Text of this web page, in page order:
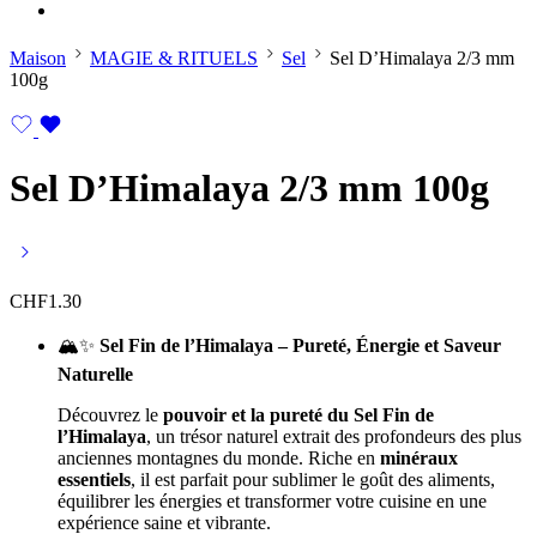
Maison MAGIE & RITUELS Sel
Sel D’Himalaya 2/3 mm
100g
Sel D’Himalaya 2/3 mm 100g
CHF1.30
🏔️✨ Sel Fin de l’Himalaya – Pureté, Énergie et Saveur
Naturelle
Découvrez le pouvoir et la pureté du Sel Fin de
l’Himalaya, un trésor naturel extrait des profondeurs des plus
anciennes montagnes du monde. Riche en minéraux
essentiels, il est parfait pour sublimer le goût des aliments,
équilibrer les énergies et transformer votre cuisine en une
expérience saine et vibrante.